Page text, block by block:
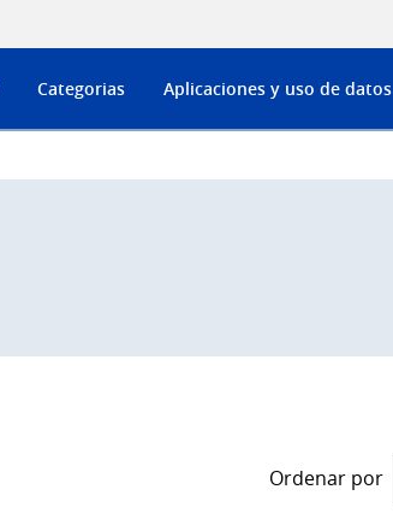
Categorias Aplicaciones y uso de datos
Ordenar por